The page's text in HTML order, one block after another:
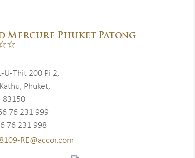
Mercure Phuket Patong
U-Thit 200 Pi 2,
Phuket,
83150
76 231 999
76 231 998
RE@accor.com